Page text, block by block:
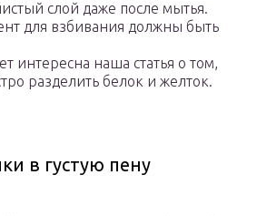
слой даже после мытья.
для взбивания должны быть
интересна наша статья о том,
разделить белок и желток.
в густую пену